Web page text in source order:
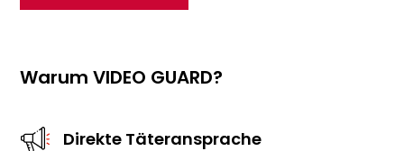
Warum VIDEO GUARD?
Direkte Täteransprache